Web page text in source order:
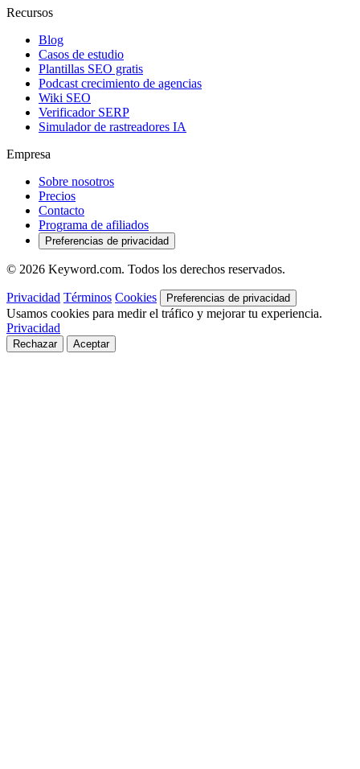
Recursos
Blog
Casos de estudio
Plantillas SEO gratis
Podcast crecimiento de agencias
Wiki SEO
Verificador SERP
Simulador de rastreadores IA
Empresa
Sobre nosotros
Precios
Contacto
Programa de afiliados
Preferencias de privacidad
© 2026 Keyword.com. Todos los derechos reservados.
Privacidad Términos Cookies Preferencias de privacidad
Usamos cookies para medir el tráfico y mejorar tu experiencia.
Privacidad
Rechazar Aceptar